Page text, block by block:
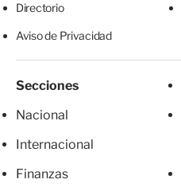
Directorio
Aviso de Privacidad
Secciones
Nacional
Internacional
Finanzas